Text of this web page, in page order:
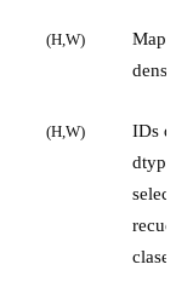
(H,W)
(H,W)
IDs
dtype